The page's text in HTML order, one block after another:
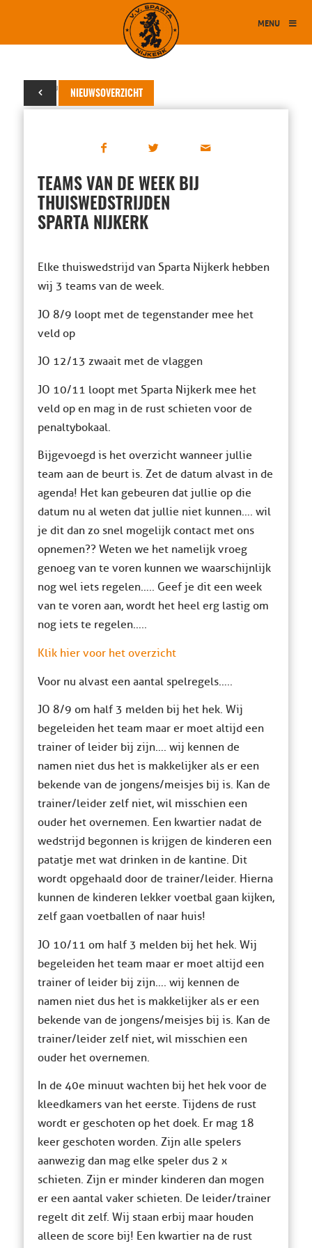
MENU
NIEUWSOVERZICHT
28 augustus 2017
TEAMS VAN DE WEEK BIJ
THUISWEDSTRIJDEN
SPARTA NIJKERK
Elke thuiswedstrijd van Sparta Nijkerk hebben
wij 3 teams van de week.
JO 8/9 loopt met de tegenstander mee het
veld op
JO 12/13 zwaait met de vlaggen
JO 10/11 loopt met Sparta Nijkerk mee het
veld op en mag in de rust schieten voor de
penaltybokaal.
Bijgevoegd is het overzicht wanneer jullie
team aan de beurt is. Zet de datum alvast in de
agenda! Het kan gebeuren dat jullie op die
datum nu al weten dat jullie niet kunnen…. wil
je dit dan zo snel mogelijk contact met ons
opnemen?? Weten we het namelijk vroeg
genoeg van te voren kunnen we waarschijnlijk
nog wel iets regelen….. Geef je dit een week
van te voren aan, wordt het heel erg lastig om
nog iets te regelen…..
Klik hier voor het overzicht
Voor nu alvast een aantal spelregels…..
JO 8/9 om half 3 melden bij het hek. Wij
begeleiden het team maar er moet altijd een
trainer of leider bij zijn…. wij kennen de
namen niet dus het is makkelijker als er een
bekende van de jongens/meisjes bij is. Kan de
trainer/leider zelf niet, wil misschien een
ouder het overnemen. Een kwartier nadat de
wedstrijd begonnen is krijgen de kinderen een
patatje met wat drinken in de kantine. Dit
wordt opgehaald door de trainer/leider. Hierna
kunnen de kinderen lekker voetbal gaan kijken,
zelf gaan voetballen of naar huis!
JO 10/11 om half 3 melden bij het hek. Wij
begeleiden het team maar er moet altijd een
trainer of leider bij zijn…. wij kennen de
namen niet dus het is makkelijker als er een
bekende van de jongens/meisjes bij is. Kan de
trainer/leider zelf niet, wil misschien een
ouder het overnemen.
In de 40e minuut wachten bij het hek voor de
kleedkamers van het eerste. Tijdens de rust
wordt er geschoten op het doek. Er mag 18
keer geschoten worden. Zijn alle spelers
aanwezig dan mag elke speler dus 2 x
schieten. Zijn er minder kinderen dan mogen
er een aantal vaker schieten. De leider/trainer
regelt dit zelf. Wij staan erbij maar houden
alleen de score bij! Een kwartier na de rust